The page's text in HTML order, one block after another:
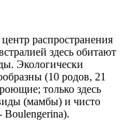
распространения
здесь обитают
Экологически
(10 родов, 21
только здесь
(мамбы) и чисто